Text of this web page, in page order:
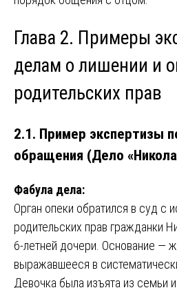
Глава 2. Примеры
делам о лишении и
родительских прав
2.1. Пример экспертизы
обращения (Дело
Фабула дела:
Орган опеки обратился в суд с
родительских прав гражданки
6-летней дочери. Основание —
выражавшееся в
Девочка была изъята из семьи